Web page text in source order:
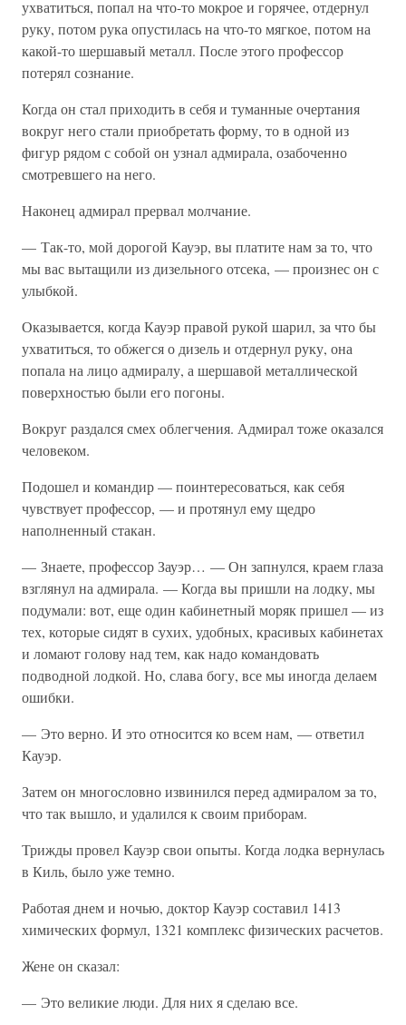
ухватиться, попал на что-то мокрое и горячее, отдернул
руку, потом рука опустилась на что-то мягкое, потом на
какой-то шершавый металл. После этого профессор
потерял сознание.
Когда он стал приходить в себя и туманные очертания
вокруг него стали приобретать форму, то в одной из
фигур рядом с собой он узнал адмирала, озабоченно
смотревшего на него.
Наконец адмирал прервал молчание.
— Так-то, мой дорогой Кауэр, вы платите нам за то, что
мы вас вытащили из дизельного отсека, — произнес он с
улыбкой.
Оказывается, когда Кауэр правой рукой шарил, за что бы
ухватиться, то обжегся о дизель и отдернул руку, она
попала на лицо адмиралу, а шершавой металлической
поверхностью были его погоны.
Вокруг раздался смех облегчения. Адмирал тоже оказался
человеком.
Подошел и командир — поинтересоваться, как себя
чувствует профессор, — и протянул ему щедро
наполненный стакан.
— Знаете, профессор Зауэр… — Он запнулся, краем глаза
взглянул на адмирала. — Когда вы пришли на лодку, мы
подумали: вот, еще один кабинетный моряк пришел — из
тех, которые сидят в сухих, удобных, красивых кабинетах
и ломают голову над тем, как надо командовать
подводной лодкой. Но, слава богу, все мы иногда делаем
ошибки.
— Это верно. И это относится ко всем нам, — ответил
Кауэр.
Затем он многословно извинился перед адмиралом за то,
что так вышло, и удалился к своим приборам.
Трижды провел Кауэр свои опыты. Когда лодка вернулась
в Киль, было уже темно.
Работая днем и ночью, доктор Кауэр составил 1413
химических формул, 1321 комплекс физических расчетов.
Жене он сказал:
— Это великие люди. Для них я сделаю все.